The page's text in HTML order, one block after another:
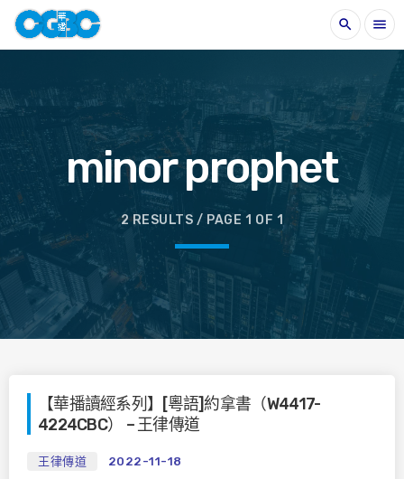
search menu
minor prophet
2 RESULTS / PAGE 1 OF 1
【華播讀經系列】[粵語]約拿書（W4417-
4224CBC） – 王律傳道
王律傳道 2022-11-18